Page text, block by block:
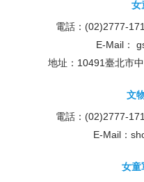
女
電話：(02)2777-
E-Mail：
地址：10491臺北市
文
電話：(02)2777-
E-Mail：
女童